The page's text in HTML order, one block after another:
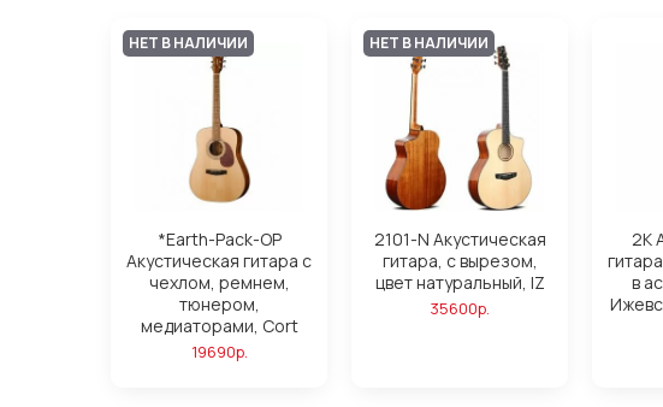
НЕТ В НАЛИЧИИ
*Earth-Pack-OP
Акустическая гитара с
чехлом, ремнем,
тюнером,
медиаторами, Cort
19690р.
НЕТ В НАЛИЧИИ
2101-N Акустическая
гитара, с вырезом,
цвет натуральный, IZ
35600р.
2K
в